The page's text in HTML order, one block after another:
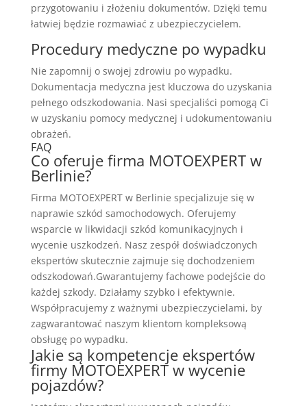
przygotowaniu i złożeniu dokumentów. Dzięki temu
łatwiej będzie rozmawiać z ubezpieczycielem.
Procedury medyczne po wypadku
Nie zapomnij o swojej zdrowiu po wypadku.
Dokumentacja medyczna jest kluczowa do uzyskania
pełnego odszkodowania. Nasi specjaliści pomogą Ci
w uzyskaniu pomocy medycznej i udokumentowaniu
obrażeń.
FAQ
Co oferuje firma MOTOEXPERT w
Berlinie?
Firma MOTOEXPERT w Berlinie specjalizuje się w
naprawie szkód samochodowych. Oferujemy
wsparcie w likwidacji szkód komunikacyjnych i
wycenie uszkodzeń. Nasz zespół doświadczonych
ekspertów skutecznie zajmuje się dochodzeniem
odszkodowań.Gwarantujemy fachowe podejście do
każdej szkody. Działamy szybko i efektywnie.
Współpracujemy z ważnymi ubezpieczycielami, by
zagwarantować naszym klientom kompleksową
obsługę po wypadku.
Jakie są kompetencje ekspertów
firmy MOTOEXPERT w wycenie
pojazdów?